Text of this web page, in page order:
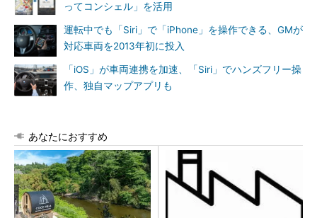
ってコンシェル」を活用
運転中でも「Siri」で「iPhone」を操作できる、GMが
対応車両を2013年初に投入
「iOS」が車両連携を加速、「Siri」でハンズフリー操
作、独自マップアプリも
あなたにおすすめ